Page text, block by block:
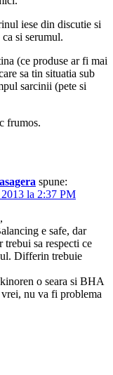
iese din discutie si
si serumul.
(ce produse ar fi mai
sa tin situatia sub
sarcinii (pete si
frumos.
spune:
la 2:37 PM
e safe, dar
trebui sa respecti ce
Differin trebuie
o seara si BHA
vrei, nu va fi problema